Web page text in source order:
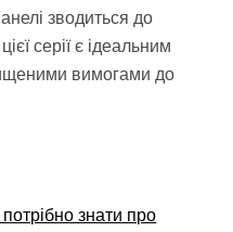
зводиться до
серії є ідеальним
вимогами до
знати про